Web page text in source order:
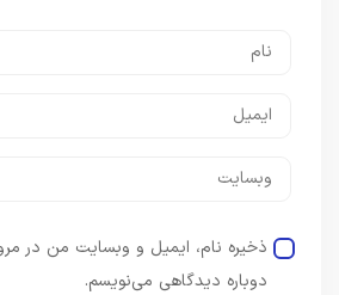
ذخیره نام، ایمیل و وبسایت من در
دوباره دیدگاهی می‌نویسم.